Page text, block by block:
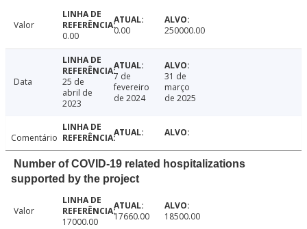
Valor
0.00
0.00 250000.00
Data
25 de
abril de
2023
7 de
fevereiro
de 2024
31 de
março
de 2025
Comentário
Number of COVID-19 related hospitalizations
supported by the project
Valor
17000.00
17660.00 18500.00